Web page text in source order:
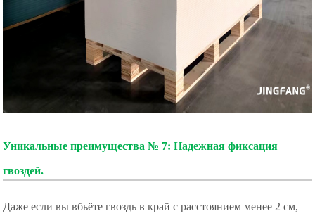
Уникальные преимущества № 7: Надежная фиксация
гвоздей.
Даже если вы вбьёте гвоздь в край с расстоянием менее 2 см,